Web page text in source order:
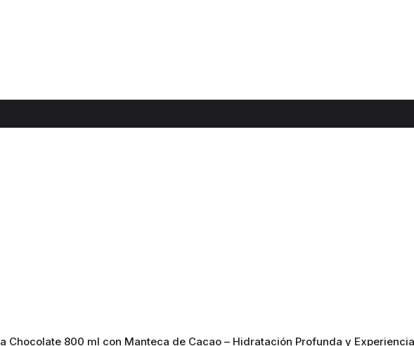
Chocolate 800 ml con Manteca de Cacao – Hidratación Profunda y